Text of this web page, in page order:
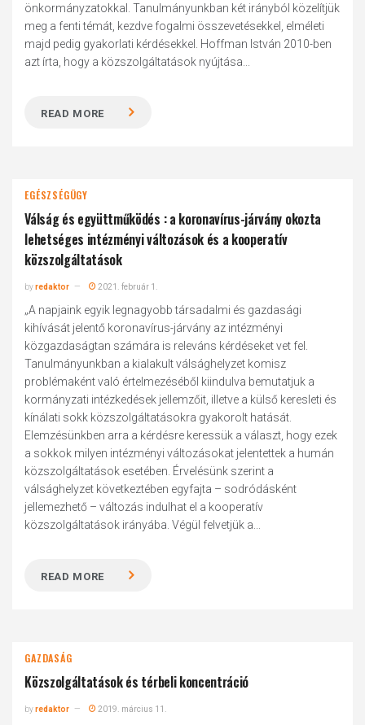
önkormányzatokkal. Tanulmányunkban két irányból közelítjük
meg a fenti témát, kezdve fogalmi összevetésekkel, elméleti
majd pedig gyakorlati kérdésekkel. Hoffman István 2010-ben
azt írta, hogy a közszolgáltatások nyújtása...
READ MORE
EGÉSZSÉGÜGY
Válság és együttműködés : a koronavírus-járvány okozta
lehetséges intézményi változások és a kooperatív
közszolgáltatások
byredaktor 2021. február 1.
„A napjaink egyik legnagyobb társadalmi és gazdasági
kihívását jelentő koronavírus-járvány az intézményi
közgazdaságtan számára is releváns kérdéseket vet fel.
Tanulmányunkban a kialakult válsághelyzet komisz
problémaként való értelmezéséből kiindulva bemutatjuk a
kormányzati intézkedések jellemzőit, illetve a külső keresleti és
kínálati sokk közszolgáltatásokra gyakorolt hatását.
Elemzésünkben arra a kérdésre keressük a választ, hogy ezek
a sokkok milyen intézményi változásokat jelentettek a humán
közszolgáltatások esetében. Érvelésünk szerint a
válsághelyzet következtében egyfajta – sodródásként
jellemezhető – változás indulhat el a kooperatív
közszolgáltatások irányába. Végül felvetjük a...
READ MORE
GAZDASÁG
Közszolgáltatások és térbeli koncentráció
byredaktor 2019. március 11.